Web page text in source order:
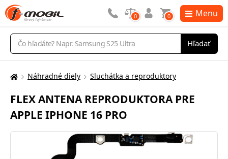
Vyhľadávanie
Hľadať
0 0 Menu
Tu
nachádzate:
Náhradné diely Sluchátka a reproduktory
FLEX ANTENA REPRODUKTORA PRE
APPLE IPHONE 16 PRO